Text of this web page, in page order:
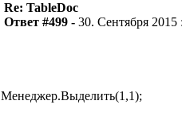
Re: TableDoc
Ответ #499 - 30. Сентября 2015
Менеджер.Выделить(1,1);